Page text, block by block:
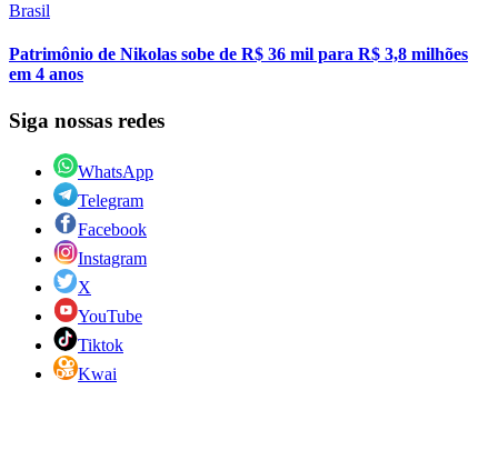
Brasil
Patrimônio de Nikolas sobe de R$ 36 mil para R$ 3,8 milhões
em 4 anos
Siga nossas redes
WhatsApp
Telegram
Facebook
Instagram
X
YouTube
Tiktok
Kwai